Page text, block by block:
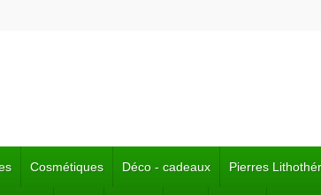
Cosmétiques Déco - cadeaux Pierres